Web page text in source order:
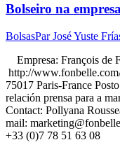
Bolseiro na
BolsasParJosé Yuste
Empresa: François de
http://
75017 Paris-France
relación prensa para a
Contact: Pollyana
mail:
+33 (0)7 78 51 63 08